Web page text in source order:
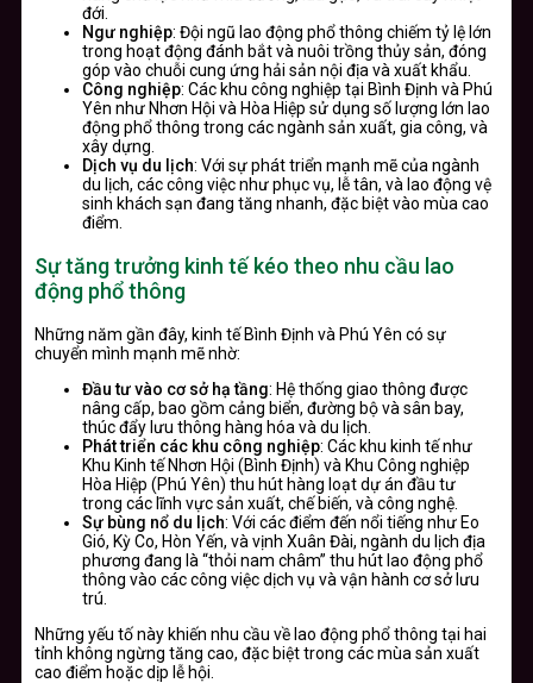
đới.
Ngư nghiệp: Đội ngũ lao động phổ thông chiếm tỷ lệ lớn
trong hoạt động đánh bắt và nuôi trồng thủy sản, đóng
góp vào chuỗi cung ứng hải sản nội địa và xuất khẩu.
Công nghiệp: Các khu công nghiệp tại Bình Định và Phú
Yên như Nhơn Hội và Hòa Hiệp sử dụng số lượng lớn lao
động phổ thông trong các ngành sản xuất, gia công, và
xây dựng.
Dịch vụ du lịch: Với sự phát triển mạnh mẽ của ngành
du lịch, các công việc như phục vụ, lễ tân, và lao động vệ
sinh khách sạn đang tăng nhanh, đặc biệt vào mùa cao
điểm.
Sự tăng trưởng kinh tế kéo theo nhu cầu lao
động phổ thông
Những năm gần đây, kinh tế Bình Định và Phú Yên có sự
chuyển mình mạnh mẽ nhờ:
Đầu tư vào cơ sở hạ tầng: Hệ thống giao thông được
nâng cấp, bao gồm cảng biển, đường bộ và sân bay,
thúc đẩy lưu thông hàng hóa và du lịch.
Phát triển các khu công nghiệp: Các khu kinh tế như
Khu Kinh tế Nhơn Hội (Bình Định) và Khu Công nghiệp
Hòa Hiệp (Phú Yên) thu hút hàng loạt dự án đầu tư
trong các lĩnh vực sản xuất, chế biến, và công nghệ.
Sự bùng nổ du lịch: Với các điểm đến nổi tiếng như Eo
Gió, Kỳ Co, Hòn Yến, và vịnh Xuân Đài, ngành du lịch địa
phương đang là “thỏi nam châm” thu hút lao động phổ
thông vào các công việc dịch vụ và vận hành cơ sở lưu
trú.
Những yếu tố này khiến nhu cầu về lao động phổ thông tại hai
tỉnh không ngừng tăng cao, đặc biệt trong các mùa sản xuất
cao điểm hoặc dịp lễ hội.